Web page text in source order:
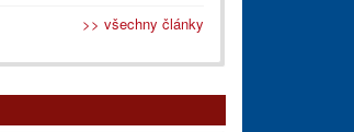
>> všechny články